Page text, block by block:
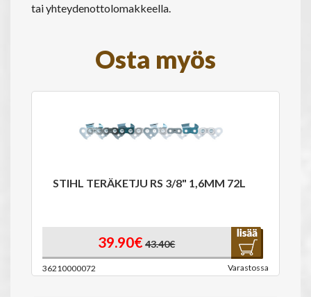
taiyhteydenottolomakkeella.
Osta myös
STIHL TERÄKETJU RS 3/8" 1,6MM 72L
39.90€ 43.40€
36210000072 Varastossa